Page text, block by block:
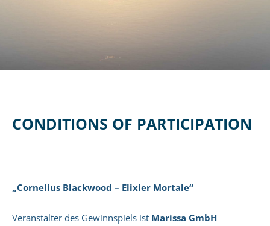
CONDITIONS OF PARTICIPATION
„Cornelius Blackwood – Elixier Mortale“
Veranstalter des Gewinnspiels ist Marissa GmbH